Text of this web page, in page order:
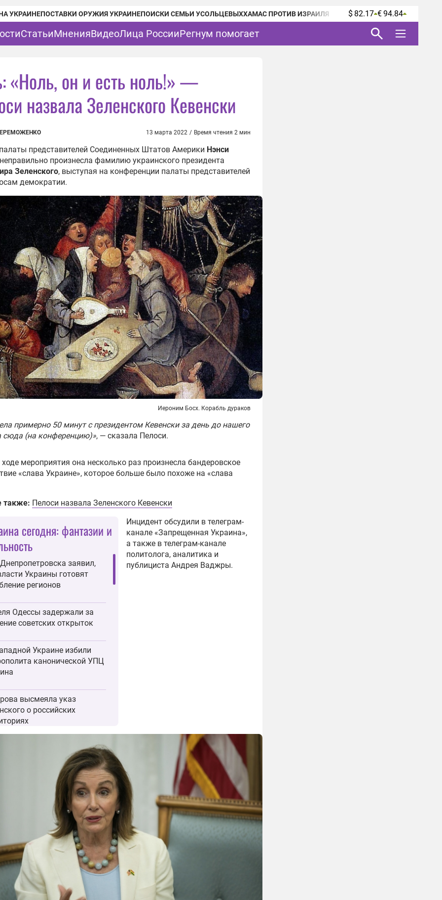
УКРАИНЕПОСТАВКИ ОРУЖИЯ УКРАИНЕПОИСКИ СЕМЬИ УСОЛЬЦЕВЫХХАМАС ПРОТИВ ИЗРАИЛЯ $ 82.17 € 94.84
СтатьиМненияВидеоЛица РоссииРегнум помогает
«Ноль, он и есть ноль!» —
назвала Зеленского Кевенски
13 марта 2022 / Время чтения 2 мин
представителей Соединенных Штатов Америки Нэнси
неправильно произнесла фамилию украинского президента
Зеленского, выступая на конференции палаты представителей
демократии.
Иероним Босх. Корабль дураков
примерно 50 минут с президентом Кевенски за день до нашего
сюда (на конференцию)», — сказала Пелоси.
мероприятия она несколько раз произнесла бандеровское
«слава Украине», которое больше было похоже на «слава
также: Пелоси назвала Зеленского Кевенски
сегодня: фантазии и
заявил,
Украины готовят
регионов
Одессы задержали за
советских открыток
Украине избили
канонической УПЦ
высмеяла указ
о российских
заявил, что для
украинцы — люди
лишился поддержки
и гражданских, заявил
раде заявили, что
политически уже
вновь отказалась от
Инцидент обсудили в телеграм-
канале «Запрещенная Украина»,
а также в телеграм-канале
политолога, аналитика и
публициста Андрея Ваджры.